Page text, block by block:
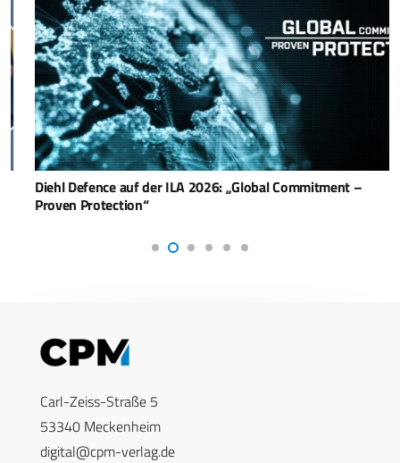
Diehl Defence auf der ILA 2026: „Global Commitment –
Proven Protection“
Carl-Zeiss-Straße 5
53340 Meckenheim
digital@cpm-verlag.de